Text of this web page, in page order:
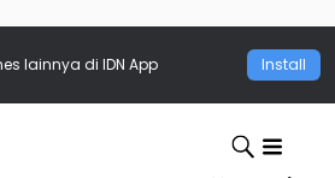
lainnya di IDN App Install